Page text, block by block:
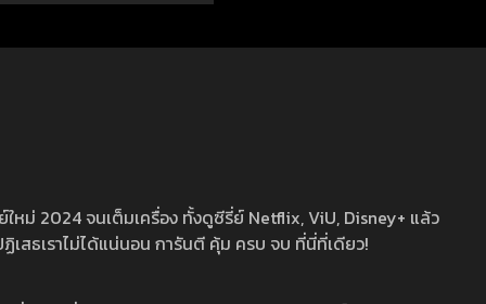
ม่ 2024 จนเต็มเครื่อง ทั้งดูซีรี่ย์ Netflix, ViU, Disney+ แล้ว
เสธเราไม่ได้แน่นอน การันตี คุ้ม ครบ จบ ที่นี่ที่เดียว!